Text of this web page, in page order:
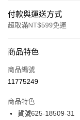
付款與運送方式
超取滿NT$599免運
信用卡一次付款
信用卡分期付款
合作金庫商業銀行
華南商業銀行
超商取貨付款
商品特色
商品編號
11775249
商品特色
貨號625-18509-31